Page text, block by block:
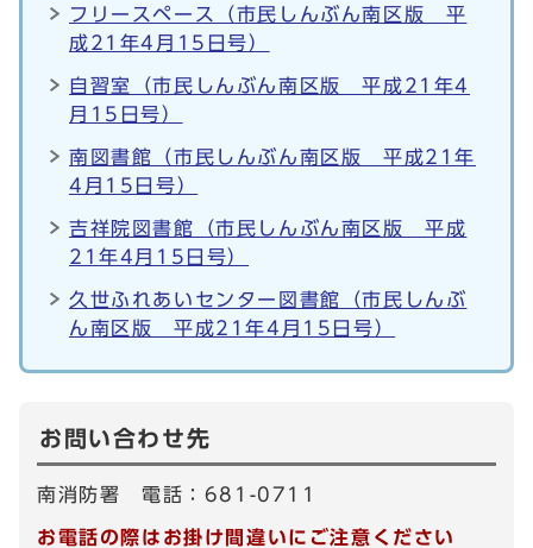
フリースペース（市民しんぶん南区版 平
成21年4月15日号）
自習室（市民しんぶん南区版 平成21年4
月15日号）
南図書館（市民しんぶん南区版 平成21年
4月15日号）
吉祥院図書館（市民しんぶん南区版 平成
21年4月15日号）
久世ふれあいセンター図書館（市民しんぶ
ん南区版 平成21年4月15日号）
お問い合わせ先
南消防署 電話：681-0711
お電話の際はお掛け間違いにご注意ください